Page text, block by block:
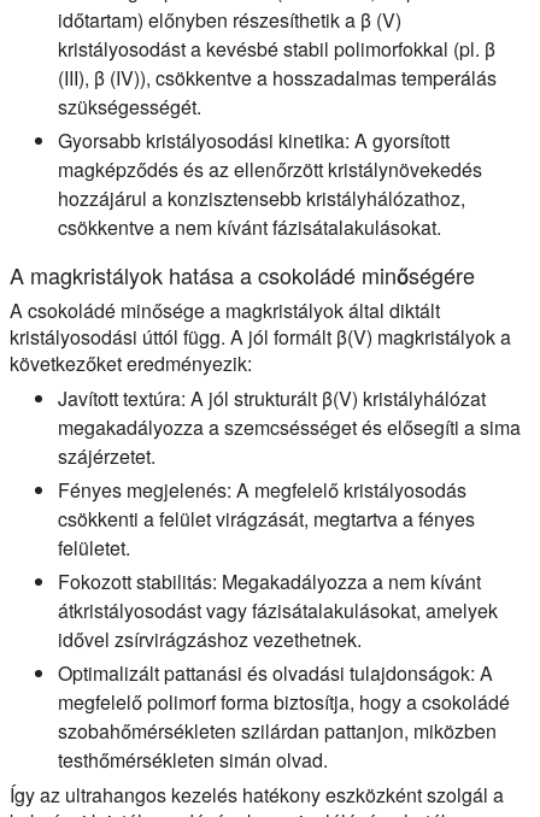
időtartam) előnyben részesíthetik a β (V)
kristályosodást a kevésbé stabil polimorfokkal (pl. β
(III), β (IV)), csökkentve a hosszadalmas temperálás
szükségességét.
Gyorsabb kristályosodási kinetika: A gyorsított
magképződés és az ellenőrzött kristálynövekedés
hozzájárul a konzisztensebb kristályhálózathoz,
csökkentve a nem kívánt fázisátalakulásokat.
A magkristályok hatása a csokoládé minőségére
A csokoládé minősége a magkristályok által diktált
kristályosodási úttól függ. A jól formált β(V) magkristályok a
következőket eredményezik:
Javított textúra: A jól strukturált β(V) kristályhálózat
megakadályozza a szemcsésséget és elősegíti a sima
szájérzetet.
Fényes megjelenés: A megfelelő kristályosodás
csökkenti a felület virágzását, megtartva a fényes
felületet.
Fokozott stabilitás: Megakadályozza a nem kívánt
átkristályosodást vagy fázisátalakulásokat, amelyek
idővel zsírvirágzáshoz vezethetnek.
Optimalizált pattanási és olvadási tulajdonságok: A
megfelelő polimorf forma biztosítja, hogy a csokoládé
szobahőmérsékleten szilárdan pattanjon, miközben
testhőmérsékleten simán olvad.
Így az ultrahangos kezelés hatékony eszközként szolgál a